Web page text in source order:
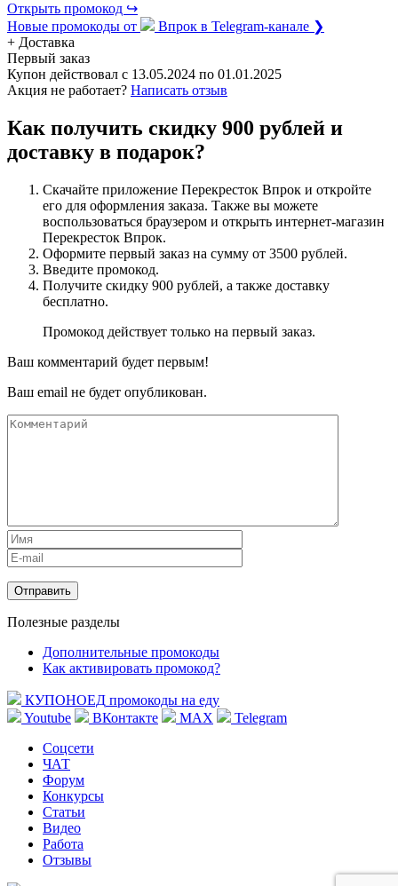
Открыть промокод ↪
Новые промокоды от
Впрок в Telegram-канале ❯
+ Доставка
Первый заказ
Купон действовал с 13.05.2024 по 01.01.2025
Акция не работает? Написать отзыв
Как получить скидку 900 рублей и
доставку в подарок?
Скачайте приложение Перекресток Впрок и откройте
его для оформления заказа. Также вы можете
воспользоваться браузером и открыть интернет-магазин
Перекресток Впрок.
Оформите первый заказ на сумму от 3500 рублей.
Введите промокод.
Получите скидку 900 рублей, а также доставку
бесплатно.
Промокод действует только на первый заказ.
Ваш комментарий будет первым!
Ваш email не будет опубликован.
Полезные разделы
Дополнительные промокоды
Как активировать промокод?
КУПОНОЕД промокоды на еду
Youtube
ВКонтакте MAX
Telegram
Соцсети
ЧАТ
Форум
Конкурсы
Статьи
Видео
Работа
Отзывы